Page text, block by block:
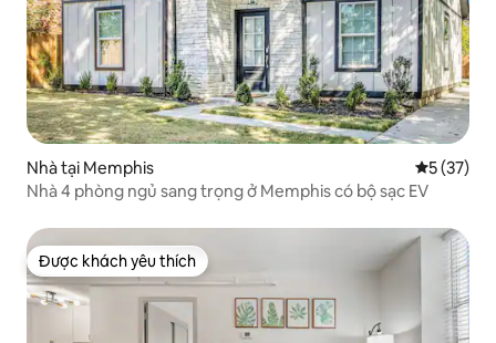
Nhà tại Memphis Xếp hạng
5 (37)
Nhà 4 phòng ngủ sang trọng ở Memphis có bộ sạc EV
Được khách yêu thích
Được khách yêu thích